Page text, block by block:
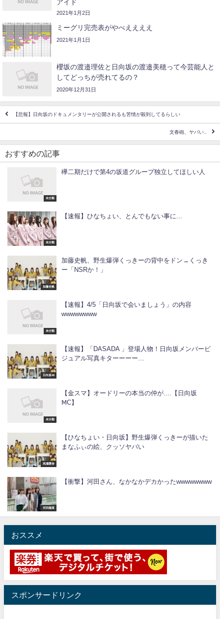
アイド
2021年1月2日
ミーグリ完売表がやべええええ
2021年1月1日
櫻坂の渡邉理佐と日向坂の渡邉美穂って今芸能人と
してどっちが売れてるの？
2020年12月31日
【悲報】日向坂のドキュメンタリーが公開されるも苦情が殺到してるらしい
文春砲、ヤバい..
おすすめの記事
未分類
欅二期だけで第4の坂道グループ独立してほしい人
未分類
【速報】ひなちょい、とんでもない事に...
加藤史帆
加藤史帆、野生爆弾くっきーの背中をドン→くっき
ー「NSRか！」
未分類
【速報】4/5「日向坂で会いましょう」の内容
wwwwwwww
日向坂46
【速報】「DASADA 」登場人物！日向坂メンバービ
ジュアル写真キターーーー…
未分類
【金スマ】オードリーの本当の仲が....【日向坂
ⅯC】
高瀬愛奈
【ひなちょい・日向坂】野生爆弾くっきーが描いた
まなふぃの絵、クッソヤバい
河田陽菜
【衝撃】河田さん、なかなかデカかったwwwwwwww
おススメ
スポンサードリンク